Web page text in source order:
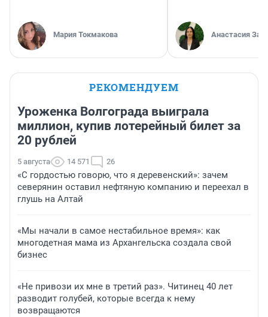
Мария Токмакова Анастасия
РЕКОМЕНДУЕМ
Уроженка Волгограда выиграла
миллион, купив лотерейный билет за
20 рублей
5 августа 14 571 26
«С гордостью говорю, что я деревенский»: зачем
северянин оставил нефтяную компанию и переехал в
глушь на Алтай
«Мы начали в самое нестабильное время»: как
многодетная мама из Архангельска создала свой
бизнес
«Не привози их мне в третий раз». Читинец 40 лет
разводит голубей, которые всегда к нему
возвращаются